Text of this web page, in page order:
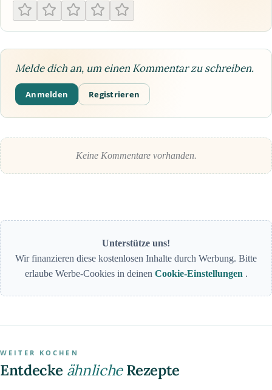
Melde dich an, um einen Kommentar zu schreiben.
Anmelden Registrieren
Keine Kommentare vorhanden.
Unterstütze uns!
Wir finanzieren diese kostenlosen Inhalte durch Werbung. Bitte
erlaube Werbe-Cookies in deinen Cookie-Einstellungen .
WEITER KOCHEN
Entdecke ähnlicheRezepte